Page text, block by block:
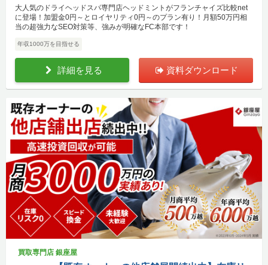
大人気のドライヘッドスパ専門店ヘッドミントがフランチャイズ比較net
に登場！加盟金0円～とロイヤリティ0円～のプラン有り！月額50万円相
当の超強力なSEO対策等、強みが明確なFC本部です！
年収1000万を目指せる
詳細を見る 資料ダウンロード
買取専門店 銀座屋